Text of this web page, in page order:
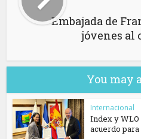
Embajada de
jóvenes al
You may
Internacional
Index y
acuerdo para